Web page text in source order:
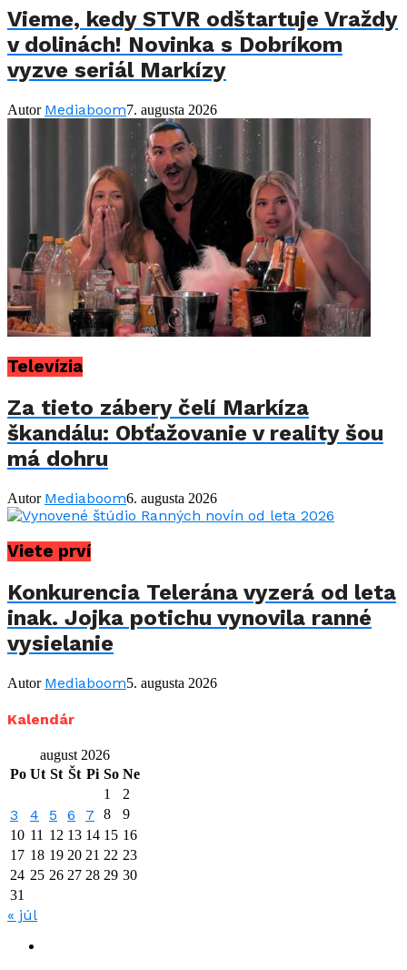
Vieme, kedy STVR odštartuje Vraždy
v dolinách! Novinka s Dobríkom
vyzve seriál Markízy
Autor Mediaboom7. augusta 2026
Televízia
Za tieto zábery čelí Markíza
škandálu: Obťažovanie v reality šou
má dohru
Autor Mediaboom6. augusta 2026
Viete prví
Konkurencia Telerána vyzerá od leta
inak. Jojka potichu vynovila ranné
vysielanie
Autor Mediaboom5. augusta 2026
Kalendár
august 2026
Po Ut St Št Pi So Ne
1
2
3 4 5 6 7 8
9
10 11 12 13 14 15 16
17 18 19 20 21 22 23
24 25 26 27 28 29 30
31
« júl